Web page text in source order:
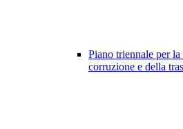
Piano triennale per
corruzione e della